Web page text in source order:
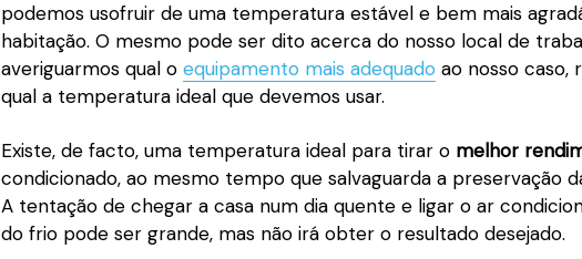
podemos usofruir de uma temperatura estável e bem mais
habitação. O mesmo pode ser dito acerca do nosso local de
averiguarmos qual o equipamento mais adequado ao nosso caso,
qual a temperatura ideal que devemos usar.
Existe, de facto, uma temperatura ideal para tirar o melhor
condicionado, ao mesmo tempo que salvaguarda a preservação
A tentação de chegar a casa num dia quente e ligar o ar
do frio pode ser grande, mas não irá obter o resultado desejado.